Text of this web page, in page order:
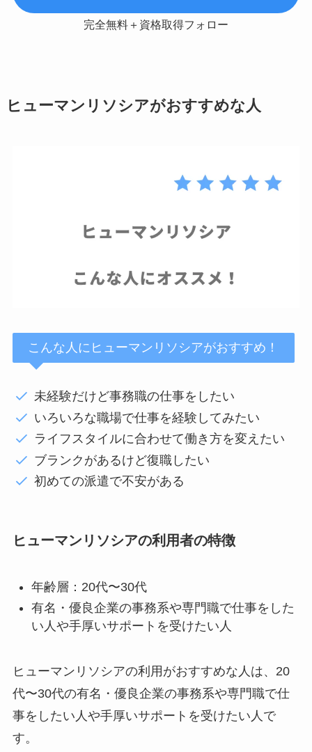
完全無料＋資格取得フォロー
ヒューマンリソシアがおすすめな人
こんな人にヒューマンリソシアがおすすめ！
未経験だけど事務職の仕事をしたい
いろいろな職場で仕事を経験してみたい
ライフスタイルに合わせて働き方を変えたい
ブランクがあるけど復職したい
初めての派遣で不安がある
ヒューマンリソシアの利用者の特徴
年齢層：20代〜30代
有名・優良企業の事務系や専門職で仕事をした
い人や手厚いサポートを受けたい人
ヒューマンリソシアの利用がおすすめな人は、20
代〜30代の有名・優良企業の事務系や専門職で仕
事をしたい人や手厚いサポートを受けたい人で
す。